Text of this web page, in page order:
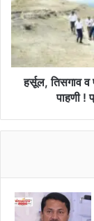
प्रधानमंत्री
आवास
योजनेसाठी
जागांची
पाहणी
!!
हर्सूल, तिसगाव व
पाहणी !